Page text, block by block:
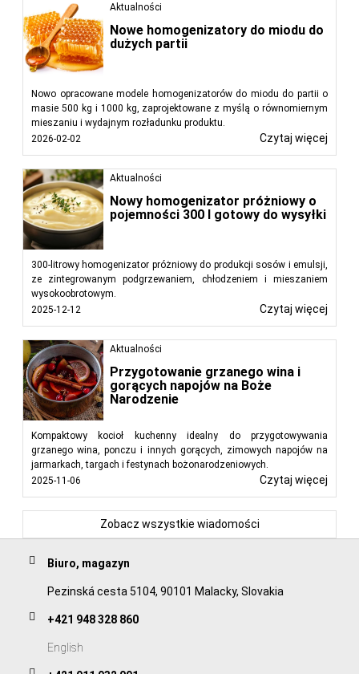
Aktualności
Nowe homogenizatory do miodu do
dużych partii
Nowo opracowane modele homogenizatorów do miodu do partii o
masie 500 kg i 1000 kg, zaprojektowane z myślą o równomiernym
mieszaniu i wydajnym rozładunku produktu.
2026-02-02
Czytaj więcej
Aktualności
Nowy homogenizator próżniowy o
pojemności 300 l gotowy do wysyłki
300-litrowy homogenizator próżniowy do produkcji sosów i emulsji,
ze zintegrowanym podgrzewaniem, chłodzeniem i mieszaniem
wysokoobrotowym.
2025-12-12
Czytaj więcej
Aktualności
Przygotowanie grzanego wina i
gorących napojów na Boże
Narodzenie
Kompaktowy kocioł kuchenny idealny do przygotowywania
grzanego wina, ponczu i innych gorących, zimowych napojów na
jarmarkach, targach i festynach bożonarodzeniowych.
2025-11-06
Czytaj więcej
Zobacz wszystkie wiadomości
Biuro, magazyn
Pezinská cesta 5104, 90101 Malacky, Slovakia
+421 948 328 860
English